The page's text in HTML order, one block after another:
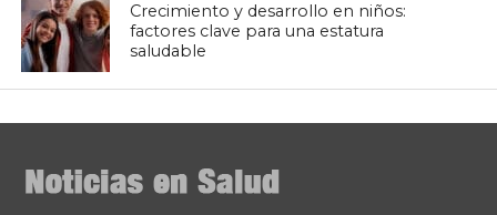
Crecimiento y desarrollo en niños:
factores clave para una estatura
saludable